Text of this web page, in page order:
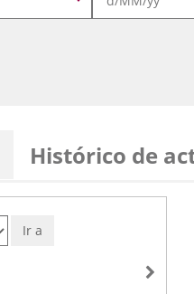
Histórico de
Ir a